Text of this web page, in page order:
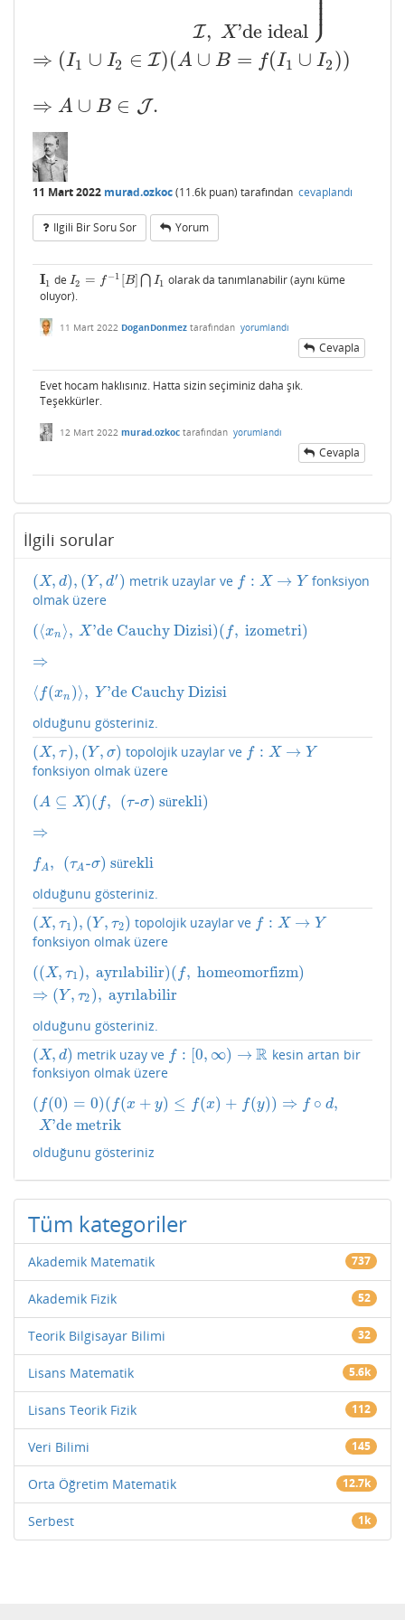
I, X'de ideal ⎭⎪
⎪
⇒ (I1 ∪ I2 ∈ I)(A ∪ B = f(I1 ∪ I2 ))
⇒ A ∪ B ∈ J.
⇒A ∪B ∈ J.
11 Mart 2022 murad.ozkoc(11.6k puan) tarafından cevaplandı
Ilgili Bir Soru Sor Yorum
I1
I1 de I2 = f −1 [B] ⋂ I1
I2= f−1 [B]⋂ I1
olarak da tanımlanabilir (aynı küme
oluyor).
11 Mart 2022 DoganDonmez tarafından yorumlandı
Cevapla
Evet hocam haklısınız. Hatta sizin seçiminiz daha şık.
Teşekkürler.
12 Mart 2022 murad.ozkoc tarafından yorumlandı
Cevapla
İlgili sorular
(X, d), (Y , d′ )
(X,d) ,(Yd′) metrik uzaylar ve f : X → Y
f:X→Y
fonksiyon
olmak üzere
(⟨xn ⟩, X'de Cauchy Dizisi)( f, izometri)
(⟨x n⟩, X'de Cauchy Dizisi)(f,izometri)
⇒
⇒
⟨ f(xn )⟩, Y'de Cauchy Dizisi
⟨f(xn)⟩ Y'de Cauchy Dizisi
olduğunu gösteriniz.
(X, τ), (Y, σ)
(X,τ) (Y,σ ) topolojik uzaylar ve f : X → Y
f:X→Y
fonksiyon olmak üzere
(A ⊆ X)( f, (τ-σ) sürekli)
(A ⊆X)( f, ( -σ)sürekli)
⇒
⇒
fA , (τA-σ) sürekli
fA (τA-σ)sürekli
olduğunu gösteriniz.
(X, τ1), (Y , τ2)
(X,τ1),( Yτ 2) topolojik uzaylar ve f : X → Y
f:X→Y
fonksiyon olmak üzere
((X, τ1), ayrılabilir)( f, homeomorfizm)
⇒ (Y, τ2 ), ayrılabilir
((X,τ1) ,ayrılabilir)(f,homeomorfizm)⇒(Y,τ2),ayrılabilir
olduğunu gösteriniz.
(X, d)
(X,d) metrik uzay ve f : [0, ∞) → R
f:[ 0 ∞)→R
kesin artan bir
fonksiyon olmak üzere
( f(0) = 0)( f(x + y) ≤ f(x) + f(y)) ⇒ f ∘ d,
X'de metrik
( f(0)=0)(f( x+y)≤ (x) f(y))⇒ f∘ d, X'de metrik
olduğunu gösteriniz
Tüm kategoriler
Akademik Matematik 737
Akademik Fizik 52
Teorik Bilgisayar Bilimi 32
Lisans Matematik 5.6k
Lisans Teorik Fizik 112
Veri Bilimi 145
Orta Öğretim Matematik 12.7k
Serbest 1k